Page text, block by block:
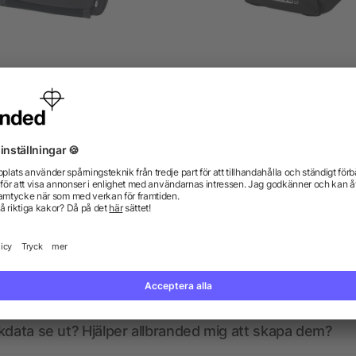
kylväska av återvunnet
GRS-material
från 93,31 kr
Vi har svaren.
se ut? Hjälper allbranded mig att skapa dem?